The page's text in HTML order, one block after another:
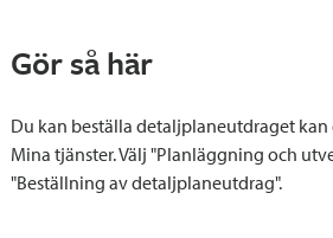
Gör så här
Du kan beställa detaljplaneutdraget
Mina tjänster. Välj "Planläggning och
"Beställning av detaljplaneutdrag".